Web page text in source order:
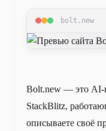
bolt.new
Bolt.new — это AI-
StackBlitz,
описываете своё